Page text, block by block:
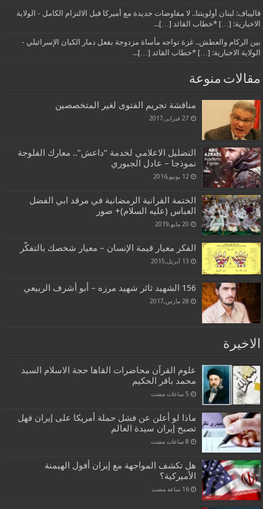
قاليباف: لبنان أولويتنا.. لا مفاوضات جديدة مع أميركا قبل الالتزام الكامل - الولاية
الاخبارية: […] *خطاب القائد […]...
بين الركام والعطش.. غزة تواجه مأساة مزدوجة بفعل دمار الكيان الإسرائيلي -
الولاية الاخبارية: […] *خطاب القائد […]...
مقالات منوعة
مناقشة تجريم الفتوى لغير المتخصصين
27 فبراير,2017
التضليل الاعلامي لخدمة “داعش”.. معارك الفلوجة
نموذجا – عادل الجبوري
12 يونيو,2016
الختمة القرانية الرمضانية في مرقد ابي الفضل
العباس (عليه السلام)+ صور
20 مايو,2019
الفكر معيار قيمة الإنسان – معيار شخصك بالتفكّر
13 أبريل,2015
156 الشهيد ثائر شهيد مرزه – أبو أشرف الربيعي
28 مارس,2017
الاخيرة
علوم القرآن محاضرات القاها حجة الاسلام السيد
محمد باقر الحكيم
ماذا لو أعلن عن فشل حملة أمريكا على إيران فهل
تصبح إيران سيدة العالم
هل تكشف المواجهة مع إيران أفول الهيمنة
الأميركية؟
‏16 ساعة مضت